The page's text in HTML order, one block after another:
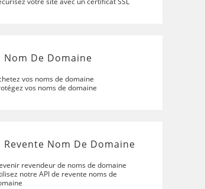
Nom De Domaine
vos noms de domaine
vos noms de domaine
Revente Nom De Domaine
revendeur de noms de domaine
notre API de revente noms de